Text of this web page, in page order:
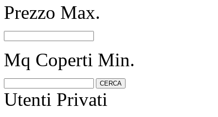
Prezzo Max.
Mq Coperti Min.
Utenti Privati